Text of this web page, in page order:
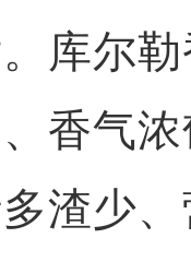
库尔
香气
渣少